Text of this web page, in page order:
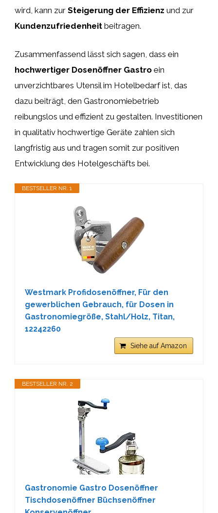
wird, kann zur Steigerung der Effizienz und zur
Kundenzufriedenheit beitragen.
Zusammenfassend lässt sich sagen, dass ein
hochwertiger Dosenöffner Gastro ein
unverzichtbares Utensil im Hotelbedarf ist, das
dazu beiträgt, den Gastronomiebetrieb
reibungslos und effizient zu gestalten. Investitionen
in qualitativ hochwertige Geräte zahlen sich
langfristig aus und tragen somit zur positiven
Entwicklung des Hotelgeschäfts bei.
BESTSELLER NR. 1
Westmark Profidosenöffner, Für den
gewerblichen Gebrauch, für Dosen in
Gastronomiegröße, Stahl/Holz, Titan,
12242260
Siehe auf Amazon
BESTSELLER NR. 2
Gastronomie Gastro Dosenöffner
Tischdosenöffner Büchsenöffner